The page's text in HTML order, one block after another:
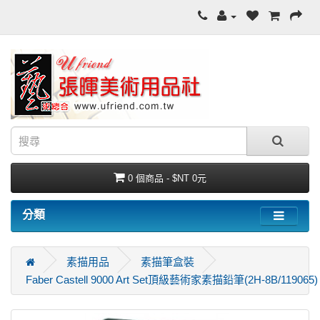
0 個商品 - $NT 0元
分類
素描用品
素描筆盒裝
Faber Castell 9000 Art Set頂級藝術家素描鉛筆(2H-8B/119065)